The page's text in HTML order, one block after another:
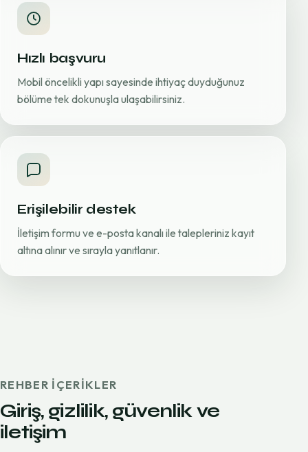
Hızlı başvuru
Mobil öncelikli yapı sayesinde ihtiyaç duyduğunuz
bölüme tek dokunuşla ulaşabilirsiniz.
Erişilebilir destek
İletişim formu ve e-posta kanalı ile talepleriniz kayıt
altına alınır ve sırayla yanıtlanır.
REHBER IÇERIKLER
Giriş, gizlilik, güvenlik ve
iletişim